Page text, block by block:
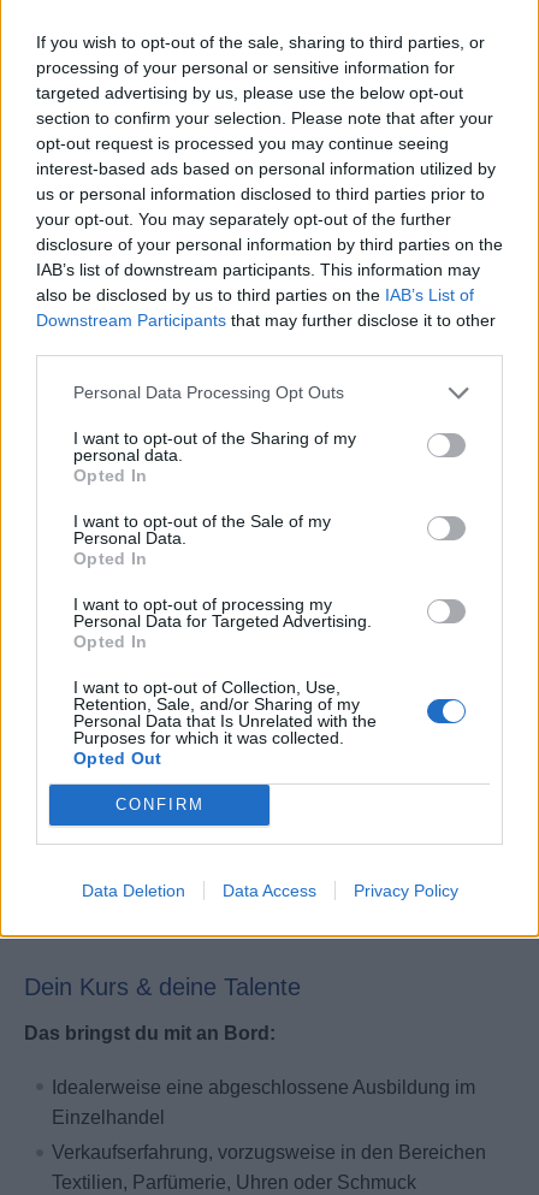
If you wish to opt-out of the sale, sharing to third parties, or
processing of your personal or sensitive information for
targeted advertising by us, please use the below opt-out
section to confirm your selection. Please note that after your
opt-out request is processed you may continue seeing
interest-based ads based on personal information utilized by
us or personal information disclosed to third parties prior to
your opt-out. You may separately opt-out of the further
disclosure of your personal information by third parties on the
IAB’s list of downstream participants. This information may
also be disclosed by us to third parties on the IAB’s List of
Downstream Participants that may further disclose it to other
Personal Data Processing Opt Outs
I want to opt-out of the Sharing of my
personal data.
Opted In
I want to opt-out of the Sale of my
Personal Data.
Opted In
I want to opt-out of processing my
Personal Data for Targeted Advertising.
Opted In
I want to opt-out of Collection, Use,
Retention, Sale, and/or Sharing of my
Personal Data that Is Unrelated with the
Purposes for which it was collected.
Opted Out
CONFIRM
Data Deletion Data Access Privacy Policy
Möglichkeit auf Folgeverträge.
Warum sea chefs?
Das bieten wir dir:
Erlebeeine vielseitige Position im Shop, die nie
Entdecke Entwicklungschancen in diversen
Genieße
ein attraktives Gehalt.
Artikel aus dem Starboard Sortiment.
ErlebeKomfort in einer Single-Share Kabine, die
deine persönlichen Bedürfnisse berücksichtigt.
Die schönsten Ziele der Erde
Bezahlte An- & Abreise
Internationales Arbeitsumfeld
Kostenlose Unterkunft und Verpflegung
Exklusive Crew-Bereiche
Gute Aufstiegschancen
Kranken- und Unfallversicherung
Dein Kurs & deine Talente
Das bringst du mit an Bord:
Idealerweise eine abgeschlossene Ausbildung im
Einzelhandel
Verkaufserfahrung, vorzugsweise in den Bereichen
Textilien, Parfümerie, Uhren oder Schmuck